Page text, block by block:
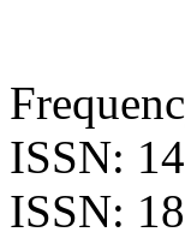
ISSN:
ISSN: